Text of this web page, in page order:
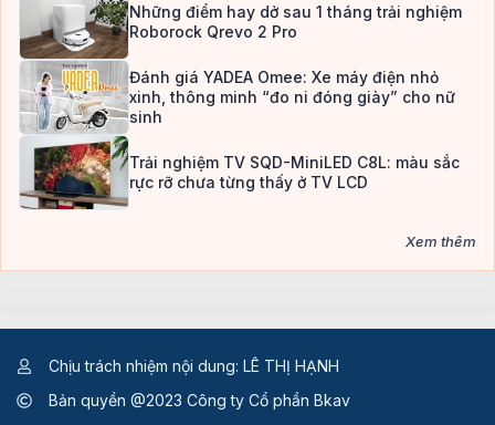
Những điểm hay dở sau 1 tháng trải nghiệm
Roborock Qrevo 2 Pro
Đánh giá YADEA Omee: Xe máy điện nhỏ
xinh, thông minh “đo ni đóng giày” cho nữ
sinh
Trải nghiệm TV SQD-MiniLED C8L: màu sắc
rực rỡ chưa từng thấy ở TV LCD
Xem thêm
Chịu trách nhiệm nội dung: LÊ THỊ HẠNH
Bản quyền @2023 Công ty Cổ phần Bkav